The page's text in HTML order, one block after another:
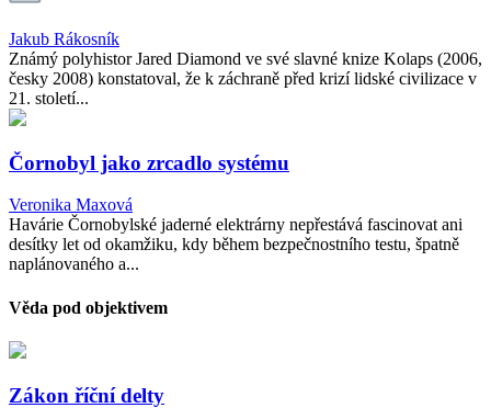
Jakub Rákosník
Známý polyhistor Jared Diamond ve své slavné knize Kolaps (2006,
česky 2008) konstatoval, že k záchraně před krizí lidské civilizace v
21. století...
Čornobyl jako zrcadlo systému
Veronika Maxová
Havárie Čornobylské jaderné elektrárny nepřestává fascinovat ani
desítky let od okamžiku, kdy během bezpečnostního testu, špatně
naplánovaného a...
Věda pod objektivem
Zákon říční delty